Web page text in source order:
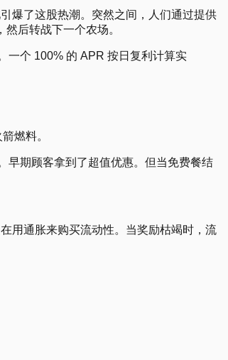
爆了这股热潮。突然之间，人们通过提供
后转战下一个农场。
一个 100% 的 APR 按日复利计算实
燃料。
早期顾客拿到了超值优惠。但当免费餐结
通胀来购买流动性。当奖励枯竭时，流